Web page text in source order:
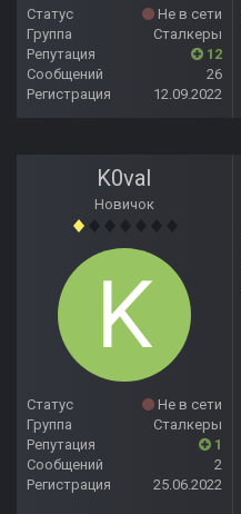
Статус
Не в сети
Группа
Сталкеры
Репутация
12
Сообщений
26
Регистрация
12.09.2022
K0val
Новичок
Статус
Не в сети
Группа
Сталкеры
Репутация
1
Сообщений
2
Регистрация
25.06.2022